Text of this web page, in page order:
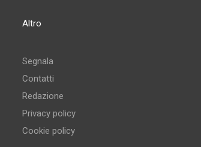
Altro
Segnala
Contatti
Redazione
Privacy policy
Cookie policy